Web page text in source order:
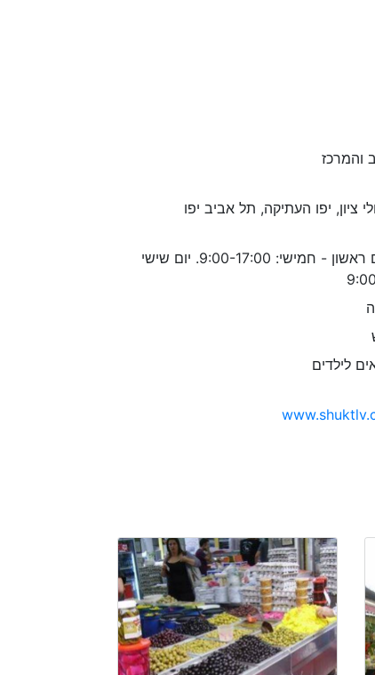
והמרכז
ציון, יפו העתיקה, תל אביב יפו
ימים ראשון - חמישי: 9:00-17:00. יום שישי
לילדים